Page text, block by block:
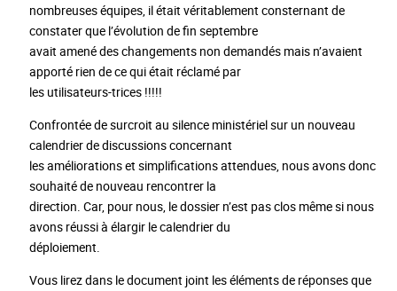
nombreuses équipes, il était véritablement consternant de
constater que l’évolution de fin septembre
avait amené des changements non demandés mais n’avaient
apporté rien de ce qui était réclamé par
les utilisateurs-trices !!!!!
Confrontée de surcroit au silence ministériel sur un nouveau
calendrier de discussions concernant
les améliorations et simplifications attendues, nous avons donc
souhaité de nouveau rencontrer la
direction. Car, pour nous, le dossier n’est pas clos même si nous
avons réussi à élargir le calendrier du
déploiement.
Vous lirez dans le document joint les éléments de réponses que